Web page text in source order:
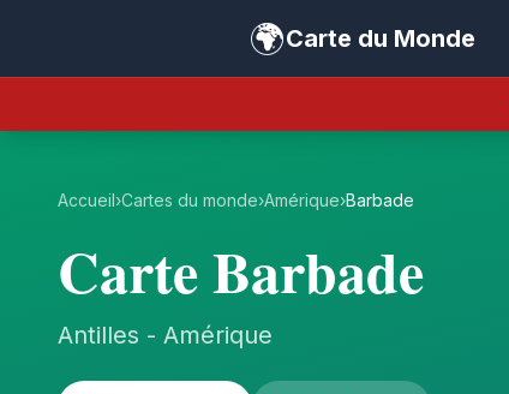
🌍Carte du Monde
Accueil›Cartes du monde›Amérique›Barbade
Carte Barbade
Antilles - Amérique